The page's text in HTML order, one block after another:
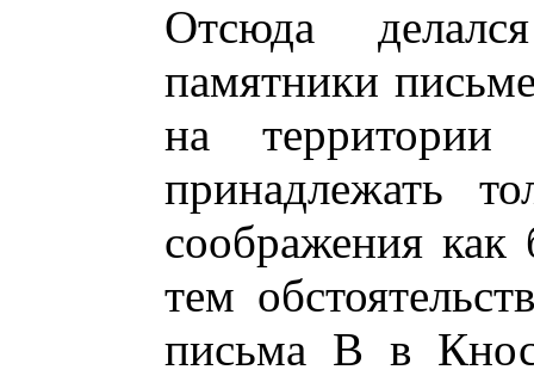
Отсюда
памятники
на
принадлежать
соображения как
тем
письма В в